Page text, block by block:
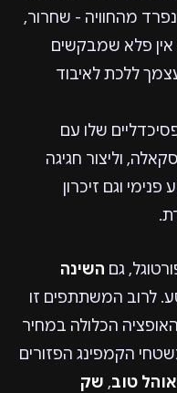
מהחוויה - שחרור,
אין פלא שמבקשים
ללכת לאיבוד
שלו עם
וליצור חגיגה
וגם זיכרון
גם השינה
לרוב המשתתפים זו
הכלולה במחיר
הקמפינג הפזורים
אוהל טוב, שק